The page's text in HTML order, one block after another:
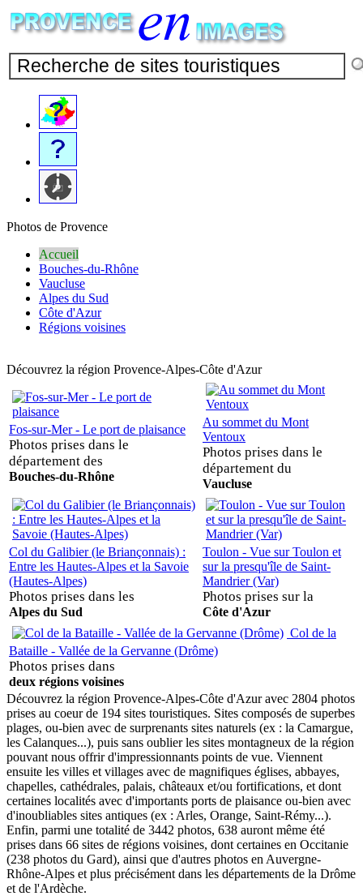
Photos de Provence
Accueil
Bouches-du-Rhône
Vaucluse
Alpes du Sud
Côte d'Azur
Régions voisines
Découvrez la région Provence-Alpes-Côte d'Azur
Fos-sur-Mer - Le port de plaisance
Photos prises dans le
département des
Bouches-du-Rhône
Au sommet du Mont
Ventoux
Photos prises dans le
département du
Vaucluse
Col du Galibier (le Briançonnais) :
Entre les Hautes-Alpes et la Savoie
(Hautes-Alpes)
Photos prises dans les
Alpes du Sud
Toulon - Vue sur Toulon et
sur la presqu'île de Saint-
Mandrier (Var)
Photos prises sur la
Côte d'Azur
Col de la
Bataille - Vallée de la Gervanne (Drôme)
Photos prises dans
deux régions voisines
Découvrez la région Provence-Alpes-Côte d'Azur avec 2804 photos
prises au coeur de 194 sites touristiques. Sites composés de superbes
plages, ou-bien avec de surprenants sites naturels (ex : la Camargue,
les Calanques...), puis sans oublier les sites montagneux de la région
pouvant nous offrir d'impressionnants points de vue. Viennent
ensuite les villes et villages avec de magnifiques églises, abbayes,
chapelles, cathédrales, palais, châteaux et/ou fortifications, et dont
certaines localités avec d'importants ports de plaisance ou-bien avec
d'inoubliables sites antiques (ex : Arles, Orange, Saint-Rémy...).
Enfin, parmi une totalité de 3442 photos, 638 auront même été
prises dans 66 sites de régions voisines, dont certaines en Occitanie
(238 photos du Gard), ainsi que d'autres photos en Auvergne-
Rhône-Alpes et plus précisément dans les départements de la Drôme
et de l'Ardèche.